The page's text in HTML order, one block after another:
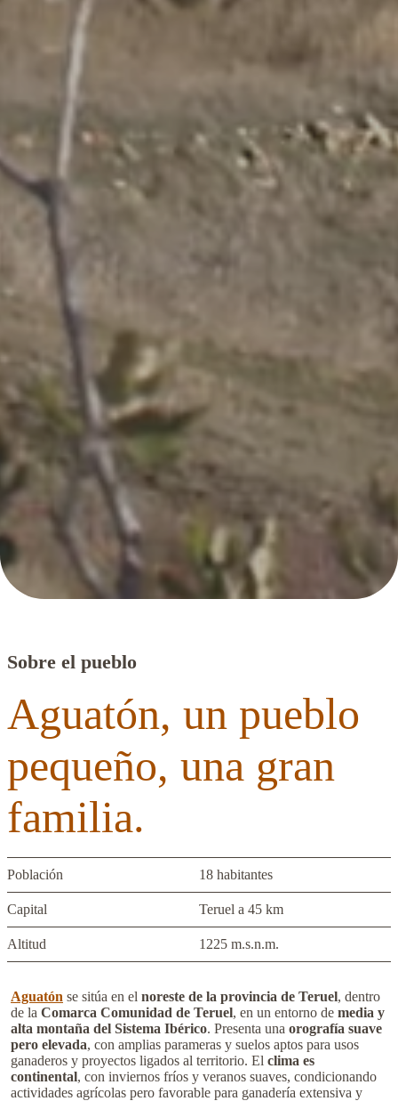
Sobre el pueblo
Aguatón, un pueblo
pequeño, una gran
familia.
Población 18 habitantes
Capital Teruel a 45 km
Altitud 1225 m.s.n.m.
Aguatón se sitúa en el noreste de la provincia de Teruel, dentro
de la Comarca Comunidad de Teruel, en un entorno de media y
alta montaña del Sistema Ibérico. Presenta una orografía suave
pero elevada, con amplias parameras y suelos aptos para usos
ganaderos y proyectos ligados al territorio. El clima es
continental, con inviernos fríos y veranos suaves, condicionando
actividades agrícolas pero favorable para ganadería extensiva y